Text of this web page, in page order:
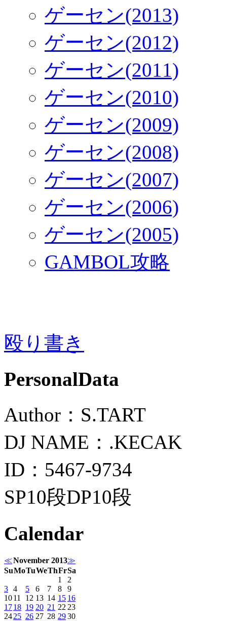
ゲーセン(2013)
ゲーセン(2012)
ゲーセン(2011)
ゲーセン(2010)
ゲーセン(2009)
ゲーセン(2008)
ゲーセン(2007)
ゲーセン(2006)
ゲーセン(2005)
GAMBOL攻略
殴り書き
PersonalData
Author：S.TART
DJ NAME：.KECAK
ID：5467-9734
SP10段DP10段
Calendar
≪November 2013≫
SuMoTuWeThFrSa
1
2
3 4 5 6 7 8
9
1011 12 13 14 15 16
1718 19 20 21 22 23
2425 26 27 28 2930